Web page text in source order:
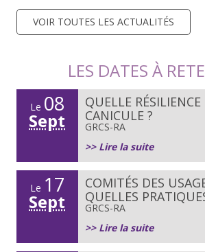
VOIR TOUTES LES ACTUALITÉS
LES DATES À
Le 08
Sept
QUELLE RÉSILIENCE
CANICULE ?
GRCS-RA
>> Lire la suite
Le 17
Sept
COMITÉS DES
QUELLES
GRCS-RA
>> Lire la suite